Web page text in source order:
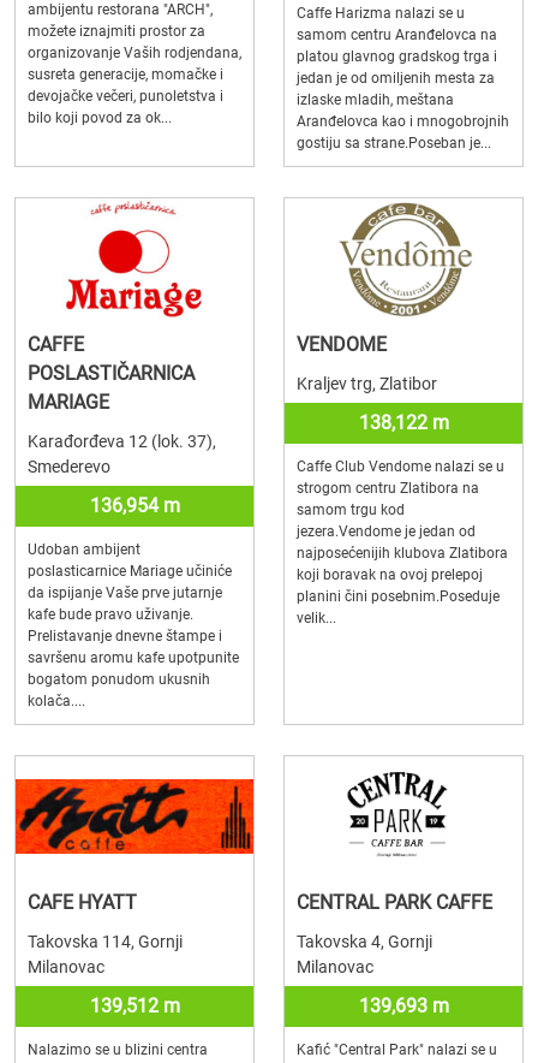
ambijentu restorana "ARCH",
možete iznajmiti prostor za
organizovanje Vaših rodjendana,
susreta generacije, momačke i
devojačke večeri, punoletstva i
bilo koji povod za ok...
Caffe Harizma nalazi se u
samom centru Aranđelovca na
platou glavnog gradskog trga i
jedan je od omiljenih mesta za
izlaske mladih, meštana
Aranđelovca kao i mnogobrojnih
gostiju sa strane.Poseban je...
CAFFE
POSLASTIČARNICA
MARIAGE
Karađorđeva 12 (lok. 37),
Smederevo
136,954 m
Udoban ambijent
poslasticarnice Mariage učiniće
da ispijanje Vaše prve jutarnje
kafe bude pravo uživanje.
Prelistavanje dnevne štampe i
savršenu aromu kafe upotpunite
bogatom ponudom ukusnih
kolača....
VENDOME
Kraljev trg, Zlatibor
138,122 m
Caffe Club Vendome nalazi se u
strogom centru Zlatibora na
samom trgu kod
jezera.Vendome je jedan od
najposećenijih klubova Zlatibora
koji boravak na ovoj prelepoj
planini čini posebnim.Poseduje
velik...
CAFE HYATT
Takovska 114, Gornji
Milanovac
139,512 m
Nalazimo se u blizini centra
CENTRAL PARK CAFFE
Takovska 4, Gornji
Milanovac
139,693 m
Kafić "Central Park" nalazi se u